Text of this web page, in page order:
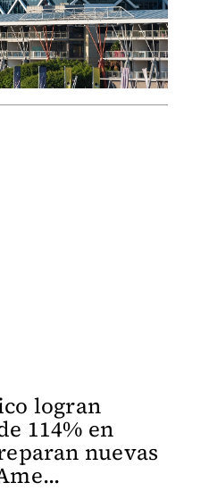
logran
114% en
nuevas